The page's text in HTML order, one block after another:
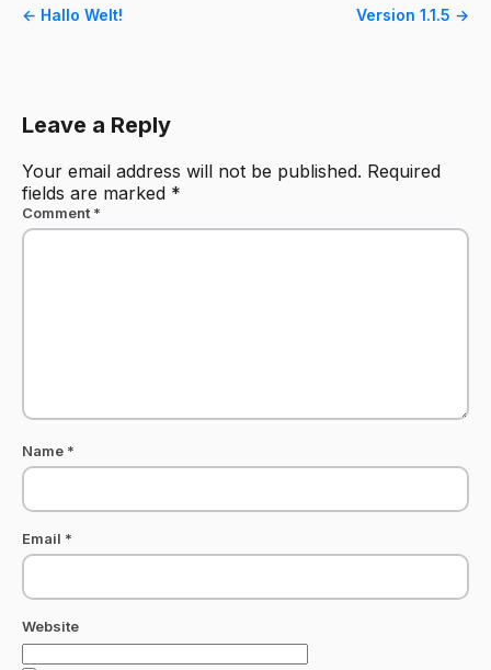
← Hallo Welt! Version 1.1.5 →
Leave a Reply
Your email address will not be published. Required
fields are marked *
Comment *
Name *
Email *
Website